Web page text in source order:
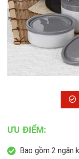
ƯU ĐIỂM:
Bao gồm 2